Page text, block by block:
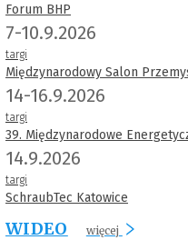
Forum BHP
7-10.9.2026
targi
Międzynarodowy Salon
14-16.9.2026
targi
39. Międzynarodowe
14.9.2026
targi
SchraubTec Katowice
WIDEO więcej